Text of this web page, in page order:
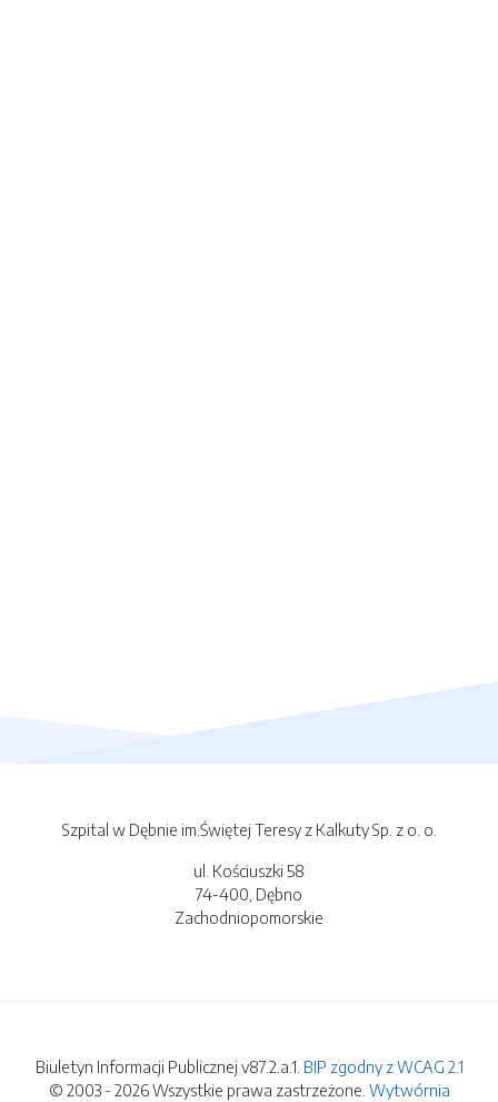
Szpital w Dębnie im.Świętej Teresy z Kalkuty Sp. z o. o.
ul. Kościuszki 58
74-400, Dębno
Zachodniopomorskie
Biuletyn Informacji Publicznej v87.2.a.1. BIP zgodny z WCAG 2.1
© 2003 - 2026 Wszystkie prawa zastrzeżone. Wytwórnia